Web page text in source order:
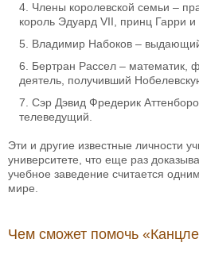
Члены королевской семьи –
король Эдуард VII, принц Гарри и
Владимир Набоков –
Бертран Рассел – математик,
деятель, получивший
Сэр Дэвид Фредерик
телеведущий.
Эти и другие известные личности
университете, что еще раз
учебное заведение считается
мире.
Чем сможет помочь